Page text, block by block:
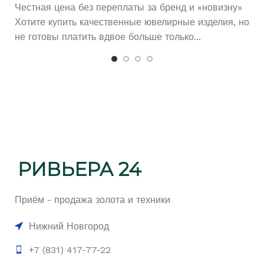
Честная цена без переплаты за бренд и «новизну»
Хотите купить качественные ювелирные изделия, но
не готовы платить вдвое больше только...
Приём - продажа золота и техники
Нижний Новгород
+7 (831) 417-77-22